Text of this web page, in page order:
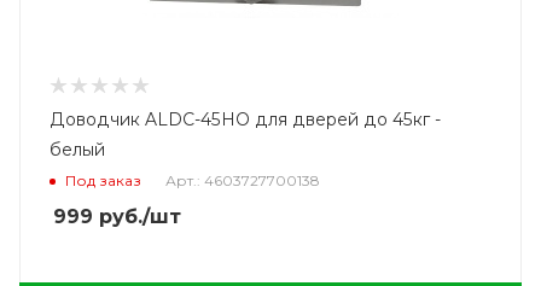
Доводчик ALDC-45HO для дверей до 45кг -
белый
Под заказ Арт.: 4603727700138
999 руб./шт